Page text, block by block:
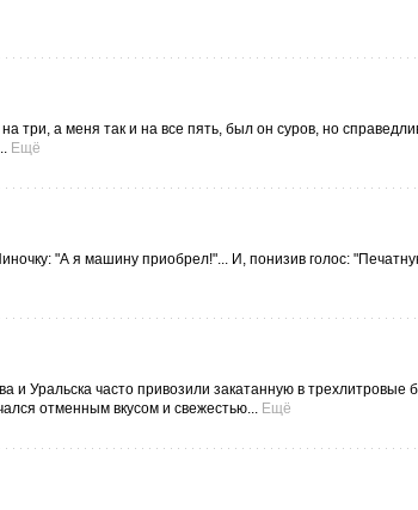
три, а меня так и на все пять, был он суров, но
Ещё
"А я машину приобрел!"... И, понизив голос:
и Уральска часто привозили закатанную в трехлитровые
отменным вкусом и свежестью... Ещё